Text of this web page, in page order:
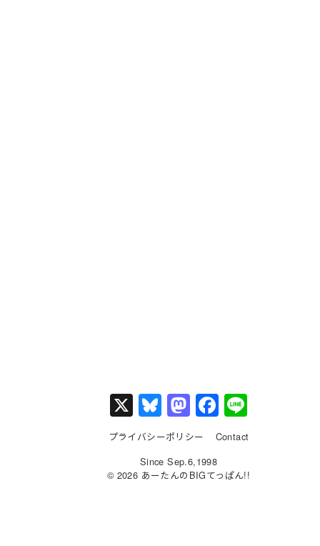
X Bl
u
e
s
M
a
st
o
F
a
c
e
プライバシーポリシー
Contact
Since Sep.6,1998
© 2026 あーたんのBIGてっぱん!!